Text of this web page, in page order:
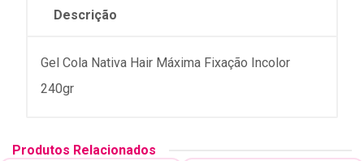
Descrição
Gel Cola Nativa Hair Máxima Fixação Incolor
240gr
Produtos Relacionados